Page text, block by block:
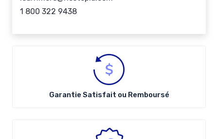
1 800 322 9438
Garantie Satisfait ou Remboursé